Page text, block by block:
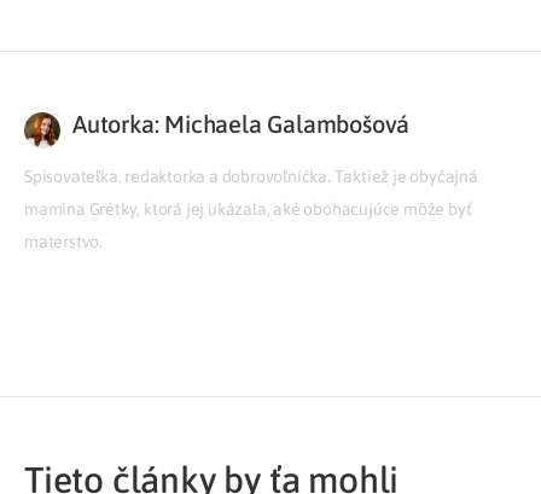
Autorka: Michaela Galambošová
Spisovateľka, redaktorka a dobrovoľníčka. Taktiež je obyčajná
mamina Grétky, ktorá jej ukázala, aké obohacujúce môže byť
materstvo.
Tieto články by ťa mohli